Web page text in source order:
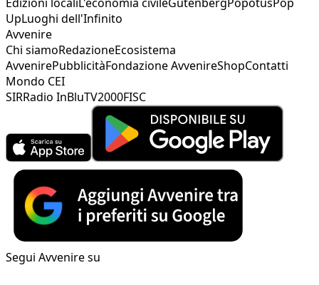
UpLuoghi dell'Infinito
Avvenire
Chi siamoRedazioneEcosistema
AvvenirePubblicitàFondazione AvvenireShopContatti
Mondo CEI
SIRRadio InBluTV2000FISC
Segui Avvenire su